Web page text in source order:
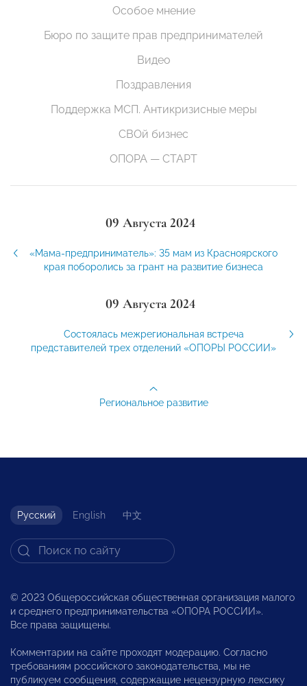
Особое мнение
Бюро по защите прав предпринимателей
Видео
Поздравления
Поддержка МСП. Антикризисные меры
СВОй бизнес
ОПОРА — СТАРТ
09 Августа 2024
«Мама-предприниматель»: 35 мам из Красноярского
края поборолись за грант на развитие бизнеса
09 Августа 2024
Состоялась межрегиональная встреча
представителей трех отделений «ОПОРЫ РОССИИ»
Региональное развитие
Русский English 中文
© 2023 Общероссийская общественная организация малого
и среднего предпринимательства «ОПОРА РОССИИ».
Все права защищены.
Комментарии на сайте проходят модерацию. Согласно
требованиям российского законодательства, мы не
публикуем сообщения, содержащие нецензурную лексику